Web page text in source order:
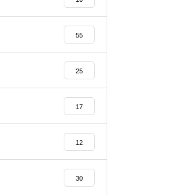
55
25
17
12
30